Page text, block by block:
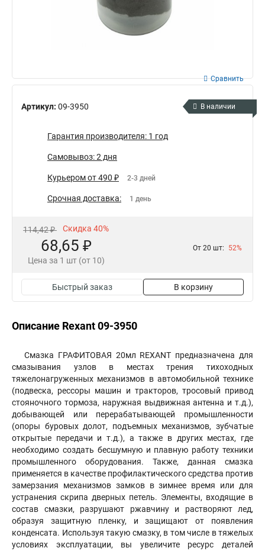
Артикул: 09-3950
Сравнить
В наличии
Гарантия производителя: 1 год
Самовывоз: 2 дня
Курьером от 490 ₽ 2-3 дней
Срочная доставка: 1 день
114,42 ₽ Скидка 40%
68,65 ₽
Цена за 1 шт (от 10)
От 20 шт: 52%
Быстрый заказ В корзину
Описание Rexant 09-3950
Смазка ГРАФИТОВАЯ 20мл REXANT предназначена для
смазывания узлов в местах трения тихоходных
тяжелонагруженных механизмов в автомобильной технике
(подвеска, рессоры машин и тракторов, тросовый привод
стояночного тормоза, наружная выдвижная антенна и т.д.),
добывающей или перерабатывающей промышленности
(опоры буровых долот, подъемных механизмов, зубчатые
открытые передачи и т.д.), а также в других местах, где
необходимо создать бесшумную и плавную работу техники
промышленного оборудования. Также, данная смазка
применяется в качестве профилактического средства против
замерзания механизмов замков в зимнее время или для
устранения скрипа дверных петель. Элементы, входящие в
состав смазки, разрушают ржавчину и растворяют лед,
образуя защитную пленку, и защищают от появления
конденсата. Используя такую смазку, в том числе в тяжелых
условиях эксплуатации, вы увеличите ресурс деталей